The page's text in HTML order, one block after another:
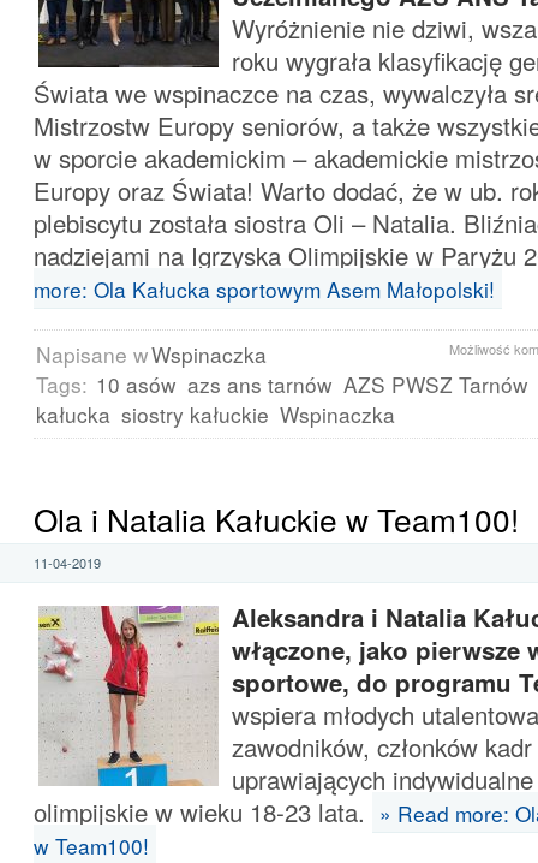
Wyróżnienie nie dziwi,
roku wygrała klasyfikację
Świata we wspinaczce na czas, wywalczyła
Mistrzostw Europy seniorów, a także
w sporcie akademickim – akademickie
Europy oraz Świata! Warto dodać, że w ub.
plebiscytu została siostra Oli – Natalia.
nadziejami na Igrzyska Olimpijskie w Paryżu
more: Ola Kałucka sportowym Asem Małopolski!
Możliwość
Napisane wWspinaczka
Tags: 10 asów azs ans tarnów AZS PWSZ Tarnów
kałucka siostry kałuckie Wspinaczka
Ola i Natalia Kałuckie w Team100!
11-04-2019
Aleksandra i Natalia
włączone, jako pierwsze
sportowe, do programu
wspiera młodych
zawodników, członków
uprawiających
olimpijskie w wieku 18-23 lata. » Read more:
w Team100!